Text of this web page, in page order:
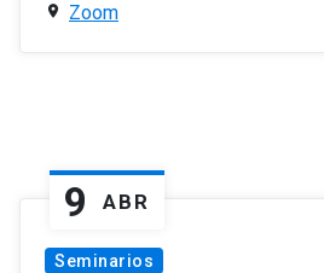
Zoom
9 ABR
Seminarios